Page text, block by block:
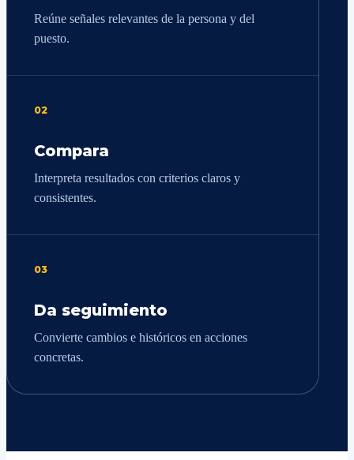
Reúne señales relevantes de la persona y del
puesto.
02
Compara
Interpreta resultados con criterios claros y
consistentes.
03
Da seguimiento
Convierte cambios e históricos en acciones
concretas.